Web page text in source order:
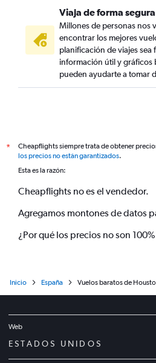
Viaja de forma segura
Millones de personas nos
encontrar los mejores
planificación de viajes
información útil y gráficos
pueden ayudarte a tomar
*
Cheapflights siempre trata de obtener
los precios no están garantizados.
Esta es la razón:
Cheapflights no es el vendedor.
Agregamos montones de datos
¿Por qué los precios no son
Inicio España Vuelos baratos de
Web
ESTADOS UNIDOS